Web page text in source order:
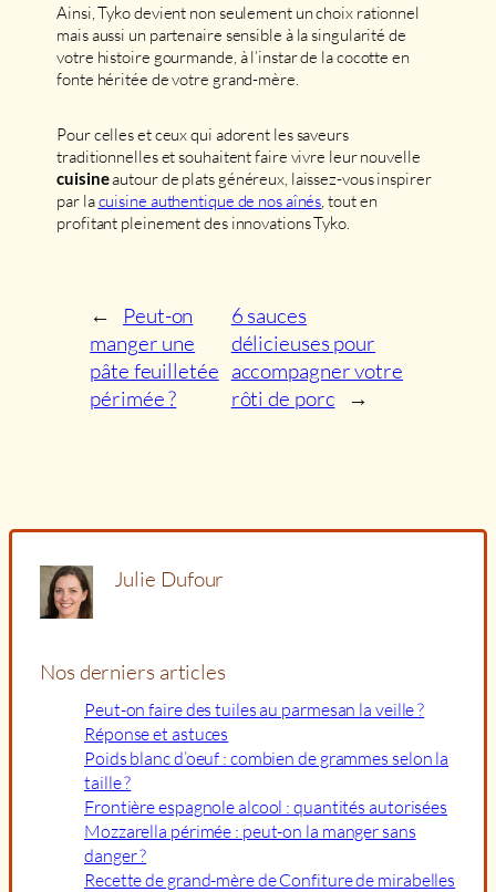
Ainsi, Tyko devient non seulement un choix rationnel
mais aussi un partenaire sensible à la singularité de
votre histoire gourmande, à l’instar de la cocotte en
fonte héritée de votre grand-mère.
Pour celles et ceux qui adorent les saveurs
traditionnelles et souhaitent faire vivre leur nouvelle
cuisineautour de plats généreux, laissez-vous inspirer
par lacuisine authentique de nos aînés , tout en
profitant pleinement des innovations Tyko.
←
Peut-on
manger une
pâte feuilletée
périmée ?
6 sauces
délicieuses pour
accompagner votre
rôti de porc
→
Julie Dufour
Nos derniers articles
Peut-on faire des tuiles au parmesan la veille ?
Réponse et astuces
Poids blanc d’oeuf : combien de grammes selon la
taille ?
Frontière espagnole alcool : quantités autorisées
Mozzarella périmée : peut-on la manger sans
danger ?
Recette de grand-mère de Confiture de mirabelles